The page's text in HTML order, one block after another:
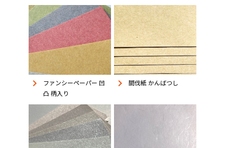
keyboard_arrow_right
ファンシーペーパー 凹
凸 柄入り
keyboard_arrow_right 間伐紙 かんばつし